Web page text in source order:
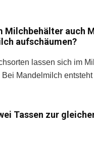
Milchbehälter auch
aufschäumen?
lassen sich im
Mandelmilch
Tassen zur